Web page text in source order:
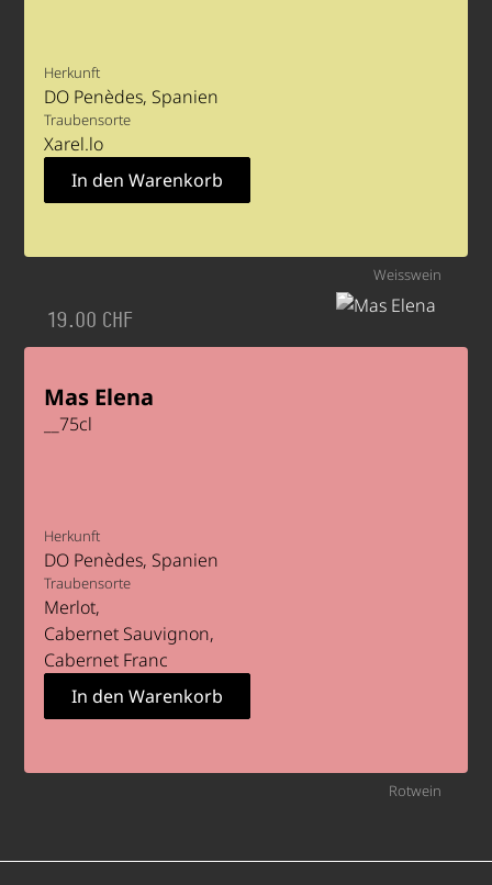
Herkunft
DO Penèdes Spanien
Traubensorte
Xarel.lo
Weisswein
19.00 CHF
Mas Elena
75cl
Herkunft
DO Penèdes Spanien
Traubensorte
Merlot
Cabernet Sauvignon
Cabernet Franc
Rotwein